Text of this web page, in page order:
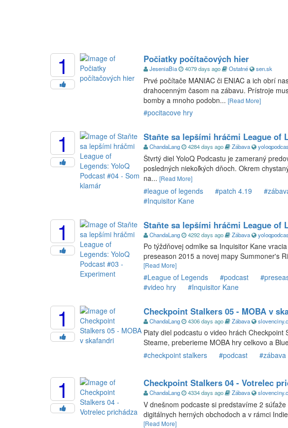
1 Počiatky počítačových hier
JeseniaBia 4079 days ago Ostatné sen.sk
Prvé počítače MANIAC či ENIAC a ich obrí
drahocenným časom na zábavu. Prístroje
bomby a mnoho podobn... [Read More]
#pocitacove hry
1 Staňte sa lepšími hráčmi League of
ChandaLang 4284 days ago Zábava
Štvrtý diel YoloQ Podcastu je zameraný
posledných niekoľkých dňoch. Okrem
na... [Read More]
#league of legends #patch 4.19
#Inquisitor Kane
1 Staňte sa lepšími hráčmi League of
ChandaLang 4292 days ago Zábava
Po týždňovej odmlke sa Inquisitor Kane
preseason 2015 a novej mapy Summoner's
[Read More]
#League of Legends #podcast
#video hry
#Inquisitor Kane
1 Checkpoint Stalkers 05 - MOBA v
ChandaLang 4306 days ago Zábava
Piaty diel podcastu o video hrách
Steame, preberieme MOBA hry celkovo a
#checkpoint stalkers #podcast #zábava
1 Checkpoint Stalkers 04 - Votrelec
ChandaLang 4334 days ago Zábava
V dnešnom podcaste si predstavíme 2
digitálnych herných obchodoch a v rámci
[Read More]